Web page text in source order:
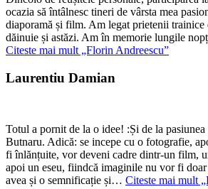
ocazia să întâlnesc tineri de vârsta mea
diaporamă și film. Am legat prietenii trainice
dăinuie și astăzi. Am în memorie lungile
Citeste mai mult „Florin Andreescu”
Laurentiu Damian
Totul a pornit de la o idee! :Și de la
Butnaru. Adică: se incepe cu o fotografie,
fi înlănțuite, vor deveni cadre dintr-un film,
apoi un eseu, fiindcă imaginile nu vor fi
avea și o semnificație și… Citeste mai mult